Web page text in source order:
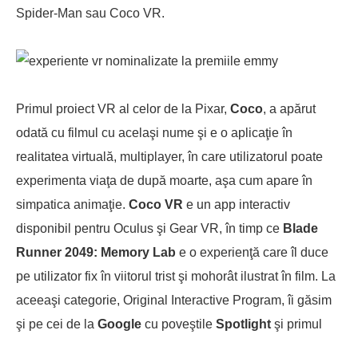
Spider-Man sau Coco VR.
Primul proiect VR al celor de la Pixar, Coco, a apărut
odată cu filmul cu acelaşi nume şi e o aplicaţie în
realitatea virtuală, multiplayer, în care utilizatorul poate
experimenta viaţa de după moarte, aşa cum apare în
simpatica animaţie. Coco VR e un app interactiv
disponibil pentru Oculus şi Gear VR, în timp ce Blade
Runner 2049: Memory Lab e o experienţă care îl duce
pe utilizator fix în viitorul trist şi mohorât ilustrat în film. La
aceeaşi categorie, Original Interactive Program, îi găsim
şi pe cei de la Google cu poveştile Spotlight şi primul